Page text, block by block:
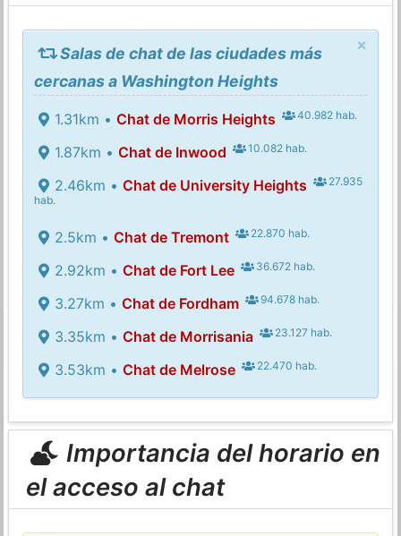
×
Salas de chat de las ciudades más
cercanas a Washington Heights
1.31km • Chat de Morris Heights 40.982 hab.
1.87km • Chat de Inwood 10.082 hab.
2.46km • Chat de University Heights
27.935
hab.
2.5km • Chat de Tremont 22.870 hab.
2.92km • Chat de Fort Lee 36.672 hab.
3.27km • Chat de Fordham 94.678 hab.
3.35km • Chat de Morrisania 23.127 hab.
3.53km • Chat de Melrose 22.470 hab.
Importancia del horario en
el acceso al chat